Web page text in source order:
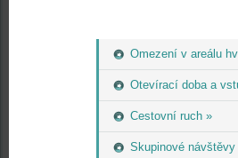
Omezení v areálu
Otevírací doba a
Cestovní ruch »
Skupinové návštěvy